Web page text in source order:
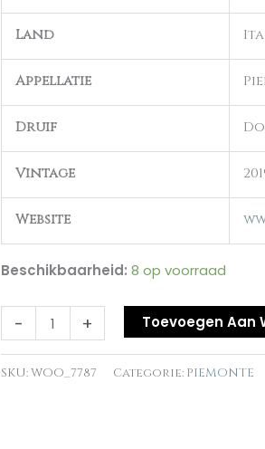
Land
Appellatie
Druif
Vintage
Website
Beschikbaarheid: 8 op voorraad
-
DOC
Bio
+ Toevoegen Aan
SKU:WOO_7787 Categorie: PIEMONTE